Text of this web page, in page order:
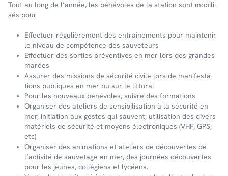
Tout au long de l’an­née, les béné­voles de la station sont mobi­li­
sés pour
Effec­tuer régu­liè­re­ment des entrai­ne­ments pour main­te­nir
le niveau de compé­tence des sauve­teurs
Effec­tuer des sorties préven­tives en mer lors des grandes
marées
Assu­rer des missions de sécu­rité civile lors de mani­fes­ta­
tions publiques en mer ou sur le litto­ral
Pour les nouveaux béné­voles, suivre des forma­tions
Orga­ni­ser des ateliers de sensi­bi­li­sa­tion à la sécu­rité en
mer, initia­tion aux gestes qui sauvent, utili­sa­tion des divers
maté­riels de sécu­rité et moyens élec­tro­niques (VHF, GPS,
etc)
Orga­ni­ser des anima­tions et ateliers de décou­vertes de
l’ac­ti­vité de sauve­tage en mer, des jour­nées décou­vertes
pour les jeunes, collé­giens et lycéens.